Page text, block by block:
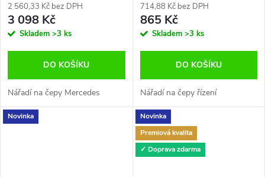
2 560,33 Kč bez DPH
3 098 Kč
Skladem >3 ks
DO KOŠÍKU
Nářadí na čepy Mercedes
714,88 Kč bez DPH
865 Kč
Skladem >3 ks
DO KOŠÍKU
Nářadí na čepy řízení
Novinka
Novinka
Premiová kvalita
✓ Doprava zdarma